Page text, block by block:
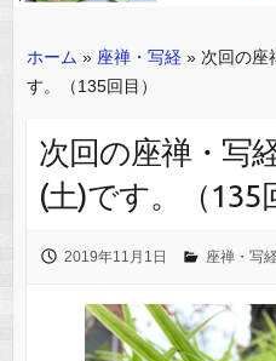
ホーム » 座禅・写経 » 次回の座
す。（135回目）
次回の座禅・写
(土)です。（135
2019年11月1日 座禅・写